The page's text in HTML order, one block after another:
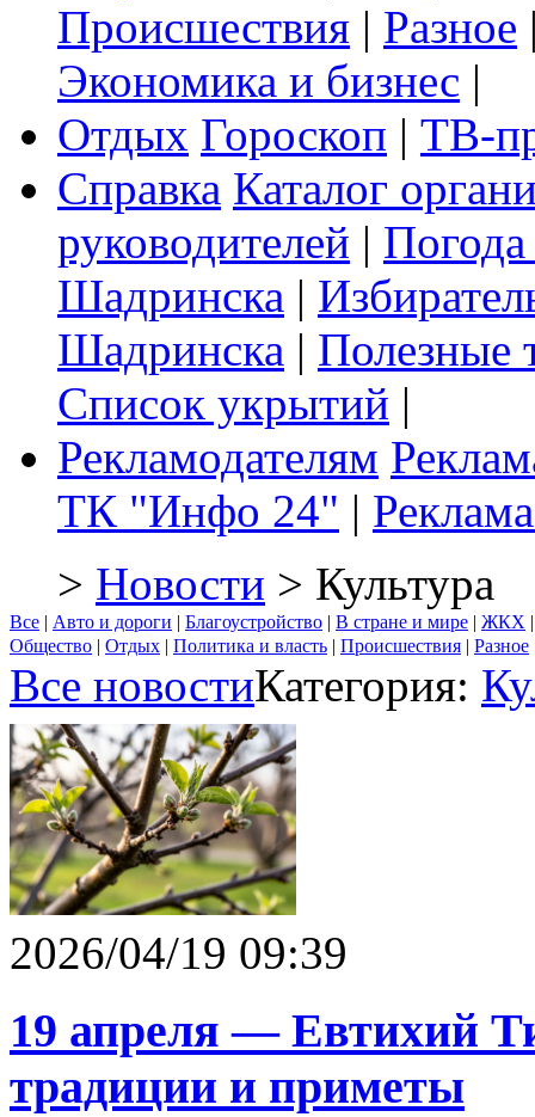
Происшествия | Разное
Экономика и бизнес |
Отдых Гороскоп | ТВ-
Справка Каталог
руководителей |
Шадринска |
Шадринска | Полезные
Список укрытий |
Рекламодателям
ТК "Инфо 24" |
> Новости > Культура
Все | Авто и дороги | Благоустройство | В стране и мире | ЖКХ
Общество | Отдых | Политика и власть | Происшествия | Разное
Все новостиКатегория:
2026/04/19 09:39
19 апреля — Евтихий
традиции и приметы